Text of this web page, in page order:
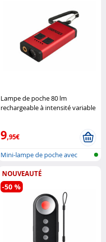
Lampe de poche 80 lm
rechargeable à intensité variable
9,95€
Mini-lampe de poche avec
NOUVEAUTÉ
-50 %